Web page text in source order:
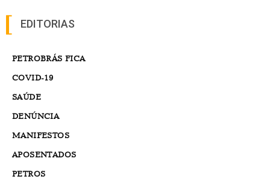
EDITORIAS
PETROBRÁS FICA
COVID-19
SAÚDE
DENÚNCIA
MANIFESTOS
APOSENTADOS
PETROS